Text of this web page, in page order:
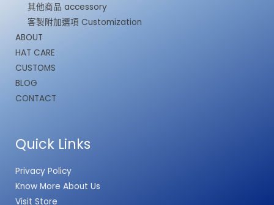
其他商品 accessory
客製附加選項 Customization
ABOUT
HAT CARE
CUSTOMS
BLOG
CONTACT
Quick Links
Privacy Policy
Know More About Us
Visit Store